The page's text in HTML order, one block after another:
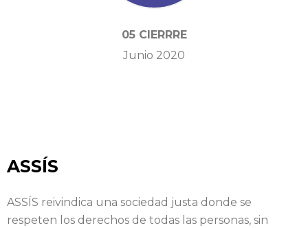
05 CIERRRE
Junio 2020
ASSÍS
ASSÍS reivindica una sociedad justa donde se
respeten los derechos de todas las personas, sin